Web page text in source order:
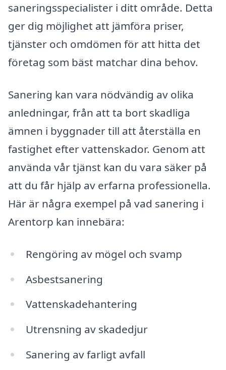
saneringsspecialister i ditt område. Detta
ger dig möjlighet att jämföra priser,
tjänster och omdömen för att hitta det
företag som bäst matchar dina behov.
Sanering kan vara nödvändig av olika
anledningar, från att ta bort skadliga
ämnen i byggnader till att återställa en
fastighet efter vattenskador. Genom att
använda vår tjänst kan du vara säker på
att du får hjälp av erfarna professionella.
Här är några exempel på vad sanering i
Arentorp kan innebära:
Rengöring av mögel och svamp
Asbestsanering
Vattenskadehantering
Utrensning av skadedjur
Sanering av farligt avfall